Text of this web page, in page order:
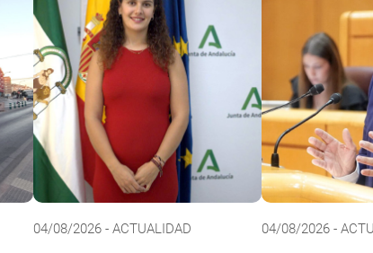
04/08/2026 - ACTUALIDAD 04/08/2026 -